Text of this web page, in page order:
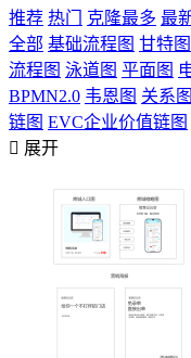
推荐 热门 克隆最多 最
全部 基础流程图 甘特图
流程图 泳道图 平面图
BPMN2.0 韦恩图 关系图
链图 EVC企业价值链图
 展开